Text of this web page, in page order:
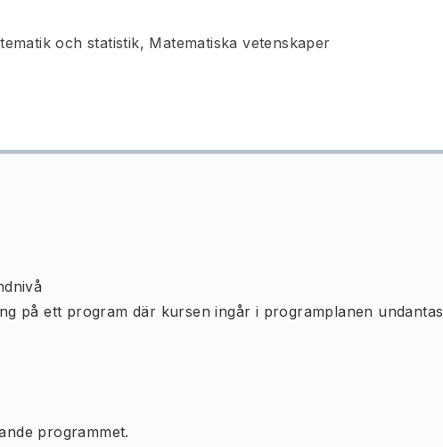
och statistik, Matematiska vetenskaper
på ett program där kursen ingår i programplanen undantas
programmet.